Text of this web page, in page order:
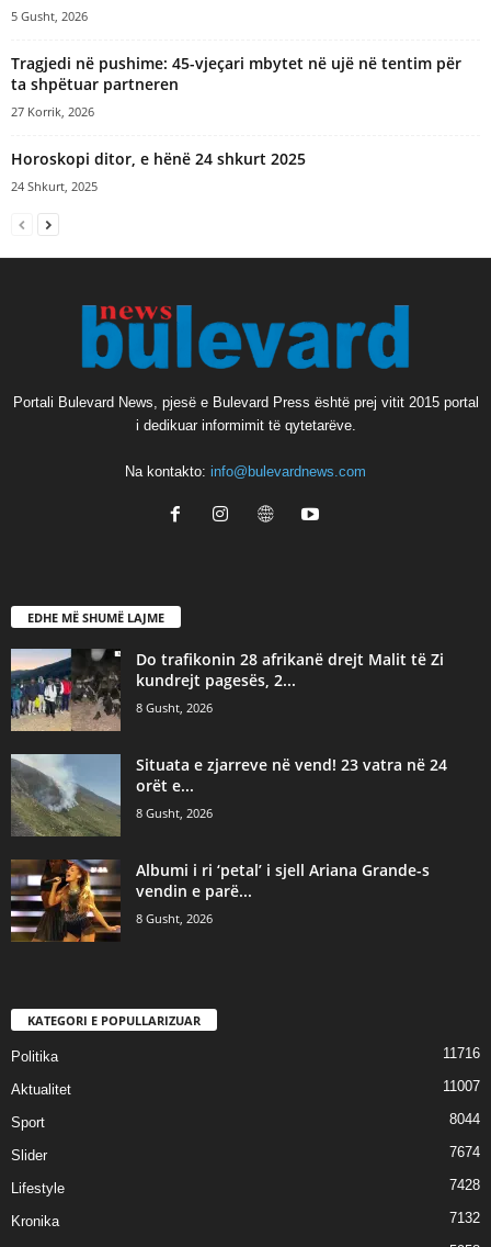
5 Gusht, 2026
Tragjedi në pushime: 45-vjeçari mbytet në ujë në tentim për
ta shpëtuar partneren
27 Korrik, 2026
Horoskopi ditor, e hënë 24 shkurt 2025
24 Shkurt, 2025
Portali Bulevard News, pjesë e Bulevard Press është prej vitit 2015 portal
i dedikuar informimit të qytetarëve.
Na kontakto: info@bulevardnews.com
EDHE MË SHUMË LAJME
Do trafikonin 28 afrikanë drejt Malit të Zi
kundrejt pagesës, 2...
8 Gusht, 2026
Situata e zjarreve në vend! 23 vatra në 24
orët e...
8 Gusht, 2026
Albumi i ri ‘petal’ i sjell Ariana Grande-s
vendin e parë...
8 Gusht, 2026
KATEGORI E POPULLARIZUAR
Politika 11716
Aktualitet 11007
Sport 8044
Slider 7674
Lifestyle 7428
Kronika 7132